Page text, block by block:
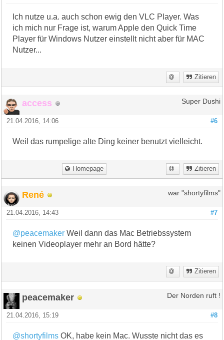
Ich nutze u.a. auch schon ewig den VLC Player. Was
ich mich nur Frage ist, warum Apple den Quick Time
Player für Windows Nutzer einstellt nicht aber für MAC
Nutzer...
Zitieren
access Super Dushi
#6
21.04.2016, 14:06
Weil das rumpelige alte Ding keiner benutzt vielleicht.
Homepage Zitieren
René war "shortyfilms"
#7
21.04.2016, 14:43
@peacemaker Weil dann das Mac Betriebssystem
keinen Videoplayer mehr an Bord hätte?
Zitieren
peacemaker Der Norden ruft !
#8
21.04.2016, 15:19
@shortyfilms OK, habe kein Mac. Wusste nicht das es